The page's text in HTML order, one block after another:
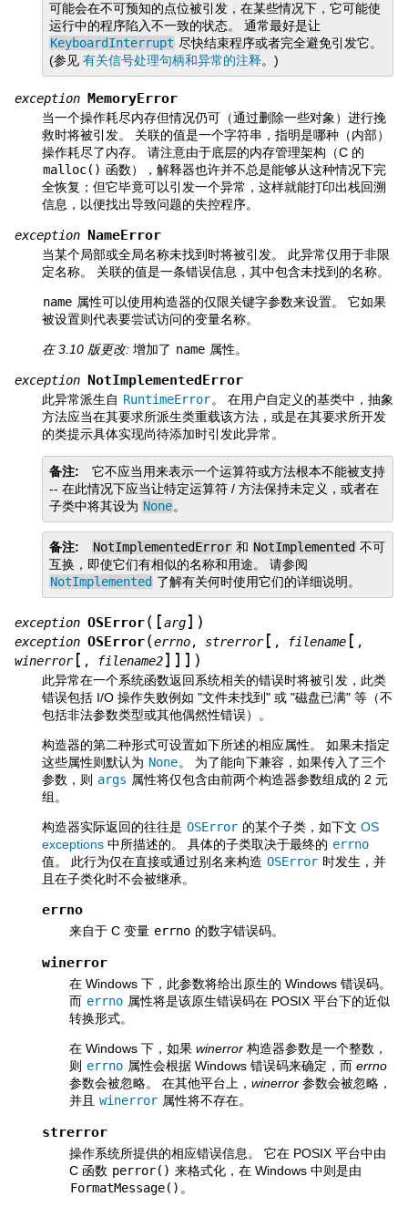
可能会在不可预知的点位被引发，在某些情况下，它可能使
运行中的程序陷入不一致的状态。 通常最好是让
KeyboardInterrupt 尽快结束程序或者完全避免引发它。
(参见 有关信号处理句柄和异常的注释。)
exception MemoryError
当一个操作耗尽内存但情况仍可（通过删除一些对象）进行挽
救时将被引发。 关联的值是一个字符串，指明是哪种（内部）
操作耗尽了内存。 请注意由于底层的内存管理架构（C 的
malloc() 函数），解释器也许并不总是能够从这种情况下完
全恢复；但它毕竟可以引发一个异常，这样就能打印出栈回溯
信息，以便找出导致问题的失控程序。
exception NameError
当某个局部或全局名称未找到时将被引发。 此异常仅用于非限
定名称。 关联的值是一条错误信息，其中包含未找到的名称。
name 属性可以使用构造器的仅限关键字参数来设置。 它如果
被设置则代表要尝试访问的变量名称。
在 3.10 版更改: 增加了 name 属性。
exception NotImplementedError
此异常派生自 RuntimeError。 在用户自定义的基类中，抽象
方法应当在其要求所派生类重载该方法，或是在其要求所开发
的类提示具体实现尚待添加时引发此异常。
备注
它不应当用来表示一个运算符或方法根本不能被支持
-- 在此情况下应当让特定运算符 / 方法保持未定义，或者在
子类中将其设为 None。
备注 NotImplementedError 和 NotImplemented 不可
互换，即使它们有相似的名称和用途。 请参阅
NotImplemented 了解有关何时使用它们的详细说明。
exception OSError( [arg] )
exception OSError(errno, strerror[ , filename [ ,
winerror[ , filename2] ] ] )
此异常在一个系统函数返回系统相关的错误时将被引发，此类
错误包括 I/O 操作失败例如 "文件未找到" 或 "磁盘已满" 等（不
包括非法参数类型或其他偶然性错误）。
构造器的第二种形式可设置如下所述的相应属性。 如果未指定
这些属性则默认为 None。 为了能向下兼容，如果传入了三个
参数，则 args 属性将仅包含由前两个构造器参数组成的 2 元
组。
构造器实际返回的往往是 OSError 的某个子类，如下文 OS
exceptions 中所描述的。 具体的子类取决于最终的 errno
值。 此行为仅在直接或通过别名来构造 OSError 时发生，并
且在子类化时不会被继承。
errno
来自于 C 变量 errno 的数字错误码。
winerror
在 Windows 下，此参数将给出原生的 Windows 错误码。
而 errno 属性将是该原生错误码在 POSIX 平台下的近似
转换形式。
在 Windows 下，如果 winerror 构造器参数是一个整数，
则 errno 属性会根据 Windows 错误码来确定，而 errno
参数会被忽略。 在其他平台上， winerror 参数会被忽略，
并且 winerror 属性将不存在。
strerror
操作系统所提供的相应错误信息。 它在 POSIX 平台中由
C 函数 perror() 来格式化，在 Windows 中则是由
FormatMessage() 。